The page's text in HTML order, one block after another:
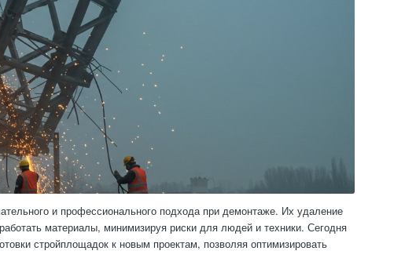
и профессионального подхода при демонтаже. Их удаление
материалы, минимизируя риски для людей и техники. Сегодня
стройплощадок к новым проектам, позволяя оптимизировать